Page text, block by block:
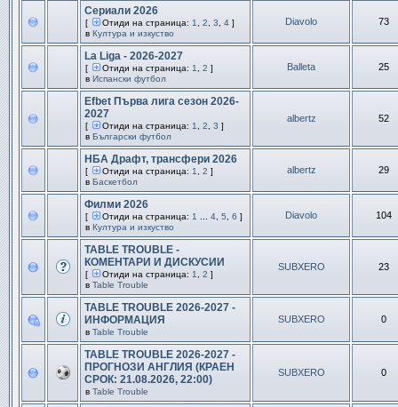
Сериали 2026
[ Отиди на страница: 1 2 3 4 ]
в Култура и изкуство
Diavolo 73
La Liga - 2026-2027
[ Отиди на страница: 1 2 ]
в Испански футбол
Balleta 25
Efbet Първа лига сезон 2026-
2027
[ Отиди на страница: 1 2 3 ]
в Български футбол
albertz 52
НБА Драфт, трансфери 2026
[ Отиди на страница: 1 2 ]
в Баскетбол
albertz 29
Филми 2026
[ Отиди на страница: 1 4 5 6 ]
в Култура и изкуство
Diavolo 104
TABLE TROUBLE -
КОМЕНТАРИ И ДИСКУСИИ
[ Отиди на страница: 1 2 ]
в Table Trouble
SUBXERO 23
TABLE TROUBLE 2026-2027 -
ИНФОРМАЦИЯ
в Table Trouble
SUBXERO 0
TABLE TROUBLE 2026-2027 -
ПРОГНОЗИ АНГЛИЯ (КРАЕН
СРОК: 21.08.2026, 22:00)
в Table Trouble
SUBXERO 0